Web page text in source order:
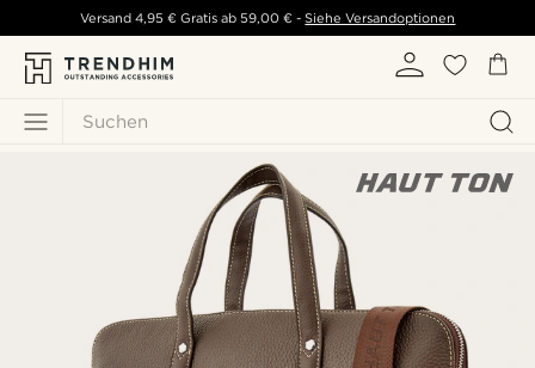
Suchen
Versand 4,95 € Gratis ab 59,00 € - Siehe Versandoptionen